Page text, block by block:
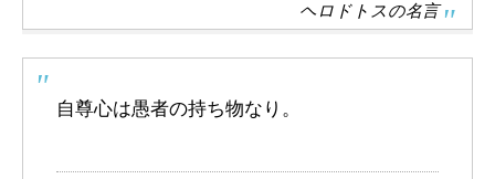
ヘロドトスの名言
自尊心は愚者の持ち物なり。